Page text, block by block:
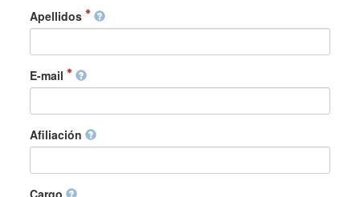
Apellidos
E-mail
Afiliación
Cargo